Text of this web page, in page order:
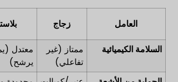
العامل زجاج
السلامة الكيميائية
ممتاز (غير
تفاعلي)
معتدل
يرشح)